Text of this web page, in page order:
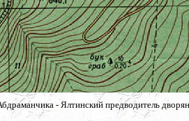
- Ялтинский предводитель